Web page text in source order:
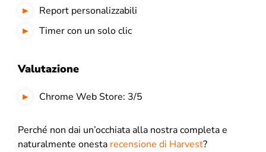
Report personalizzabili
Timer con un solo clic
Valutazione
Chrome Web Store: 3/5
Perché non dai un’occhiata alla nostra completa e
naturalmente onesta recensione di Harvest?